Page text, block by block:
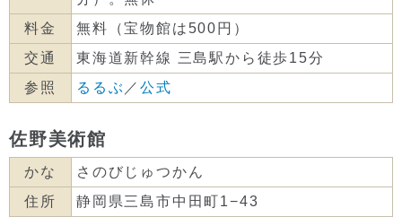
料金
無料（宝物館は500円）
交通
東海道新幹線 三島駅から徒歩15分
参照
るるぶ ／公式
佐野美術館
かな
さのびじゅつかん
住所
静岡県三島市中田町1−43